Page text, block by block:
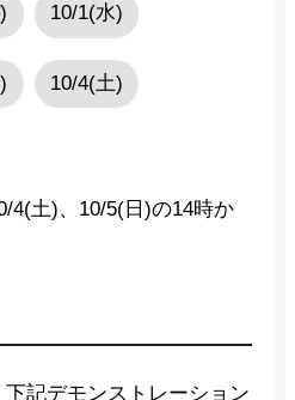
10/1(水)
10/4(土)
4(土)、10/5(日)の14時か
記デモンストレーション